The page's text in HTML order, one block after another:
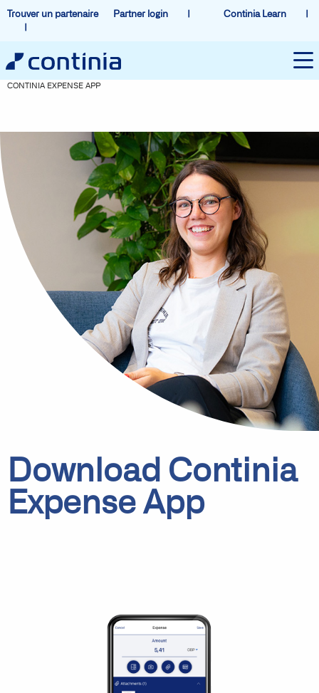
Trouver un partenaire Partner login Continia Learn
CONTINIA EXPENSE APP
Download Continia
Expense App